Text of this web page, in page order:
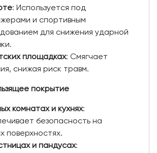
: Используется под
и спортивным
для снижения ударной
площадках: Смягчает
снижая риск травм.
покрытие
комнатах и кухнях:
безопасность на
поверхностях.
и пандусах: